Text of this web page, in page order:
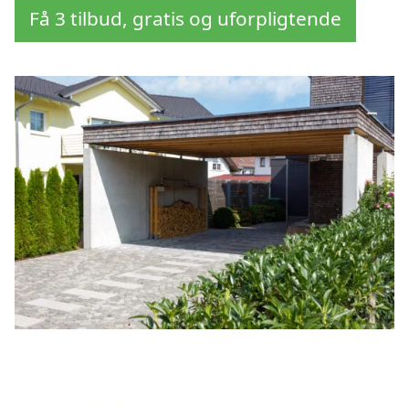
Få 3 tilbud, gratis og uforpligtende